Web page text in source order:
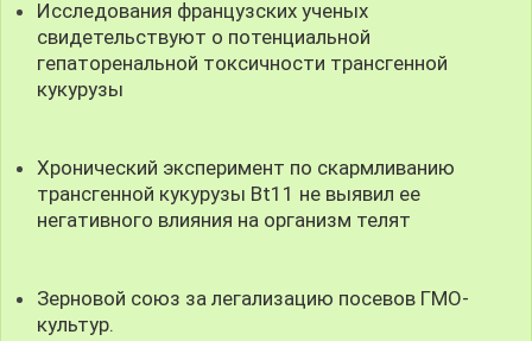
Исследования французских ученых
свидетельствуют о потенциальной
гепаторенальной токсичности трансгенной
кукурузы
Хронический эксперимент по скармливанию
трансгенной кукурузы Bt11 не выявил ее
негативного влияния на организм телят
Зерновой союз за легализацию посевов ГМО-
культур.